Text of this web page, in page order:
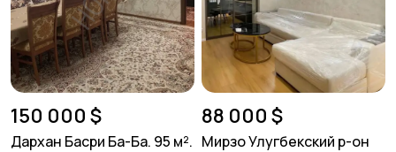
150 000 $
Дархан Басри Ба-Ба. 95 м².
88 000 $
Мирзо Улугбекский р-он